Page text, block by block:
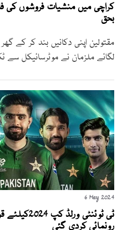
بحق
مقتولین اپنی دکانیں بند کر کے
لگائے ملزمان نے موٹرسائیکل سے
6 May 2024
ٹی ٹوئنٹی
رونمائی کردی گئی